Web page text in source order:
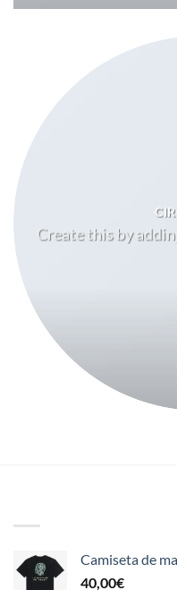
Create this by
Camiseta de
40,00€